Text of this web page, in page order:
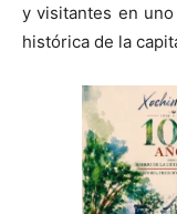
y visitantes en
histórica de la